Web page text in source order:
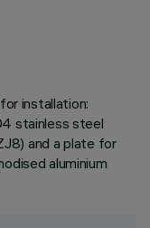
installation:
stainless steel
and a plate for
aluminium